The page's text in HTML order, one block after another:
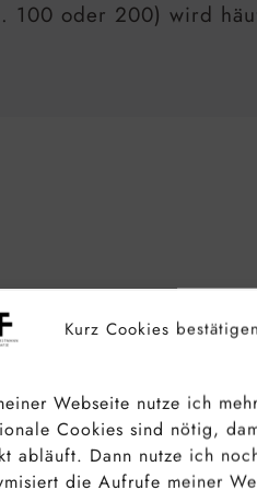
Kurz Cookies
Webseite nutze ich
Cookies sind nötig,
abläuft. Dann nutze ich
die Aufrufe meiner
100 oder 200) wird
fotografischen
bei